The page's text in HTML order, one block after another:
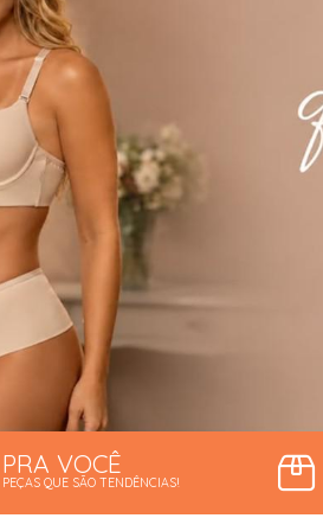
PRA VOCÊ
PEÇAS QUE SÃO TENDÊNCIAS!